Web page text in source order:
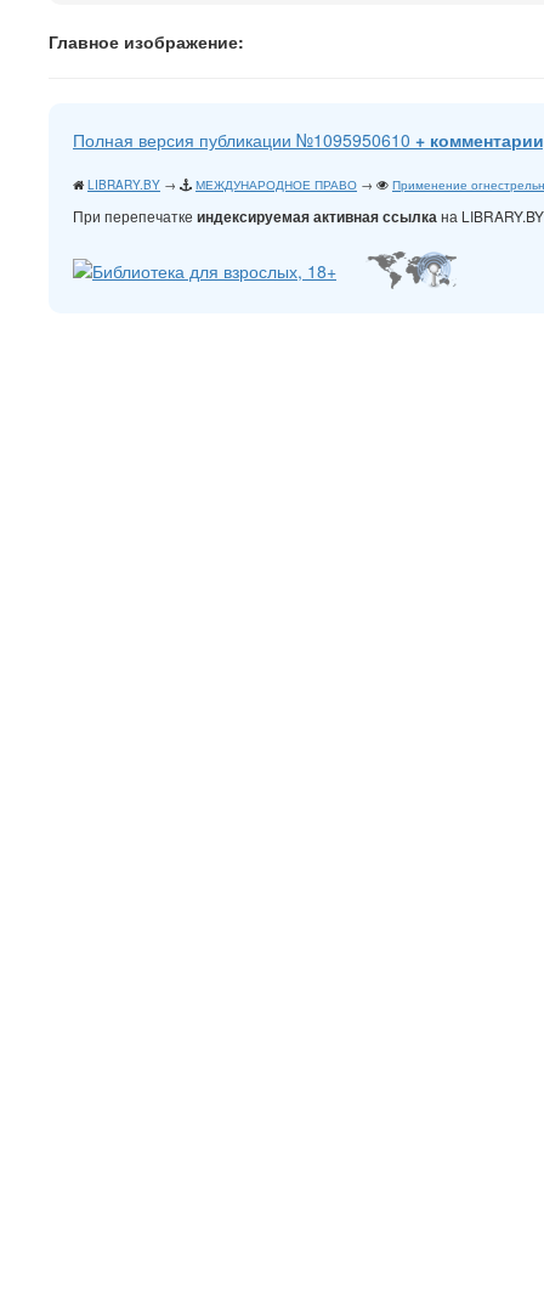
Главное изображение:
Полная версия публикации №1095950610 +
LIBRARY.BY → МЕЖДУНАРОДНОЕ ПРАВО → Применение
При перепечатке индексируемая активная ссылкана